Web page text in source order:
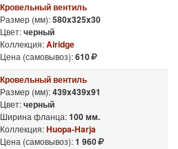
Кровельный вентиль
Размер (мм):580x325x30
Цвет:черный
Коллекция:Airidge
Цена (самовывоз):610
Кровельный вентиль
Размер (мм):439x439x91
Цвет:черный
Ширина фланца:100 мм.
Коллекция:Huopa-Harja
Цена (самовывоз):1 960